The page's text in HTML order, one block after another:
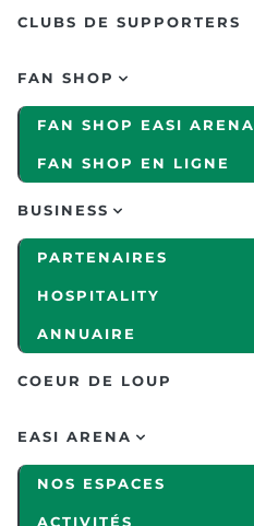
CLUBS DE SUPPORTERS
FAN SHOP
FAN SHOP EASI ARENA
FAN SHOP EN LIGNE
BUSINESS
PARTENAIRES
HOSPITALITY
ANNUAIRE
COEUR DE LOUP
EASI ARENA
NOS ESPACES
ACTIVITÉS